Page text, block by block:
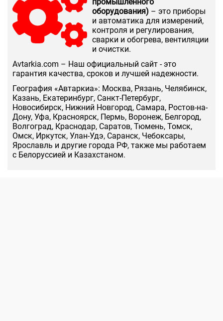
оборудования) – это приборы
и автоматика для измерений,
контроля и регулирования,
сварки и обогрева, вентиляции
и очистки.
Аvtarkia.com – Наш официальный сайт - это
гарантия качества, сроков и лучшей надежности.
География «Автаркиа»: Москва, Рязань, Челябинск,
Казань, Екатеринбург, Санкт-Петербург,
Новосибирск, Нижний Новгород, Самара, Ростов-на-
Дону, Уфа, Красноярск, Пермь, Воронеж, Белгород,
Волгоград, Краснодар, Саратов, Тюмень, Томск,
Омск, Иркутск, Улан-Удэ, Саранск, Чебоксары,
Ярославль и другие города РФ, также мы работаем
с Белоруссией и Казахстаном.